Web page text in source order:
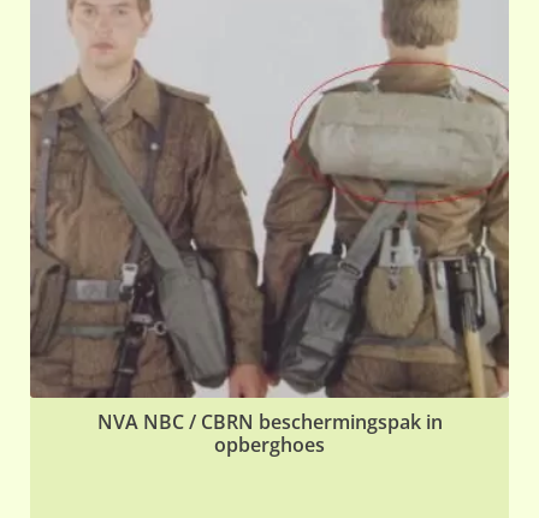
NVA NBC / CBRN beschermingspak in
opberghoes